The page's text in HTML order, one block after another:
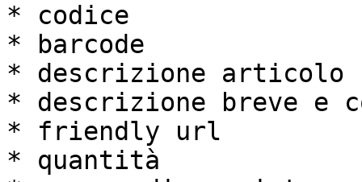
* codice
* barcode
* descrizione articolo
* descrizione breve e
* friendly url
* quantità